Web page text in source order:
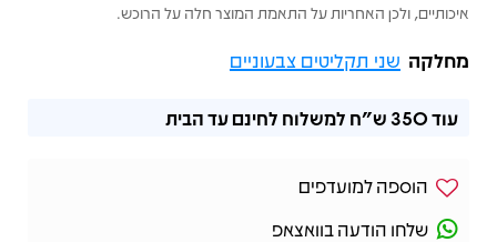
איכותיים, ולכן האחריות על התאמת המוצר חלה על הרוכש.
מחלקה שני תקליטים צבעוניים
עוד350 ש"ח למשלוח לחינם עד הבית
הוספה למועדפים
שלחו הודעה בוואצאפ